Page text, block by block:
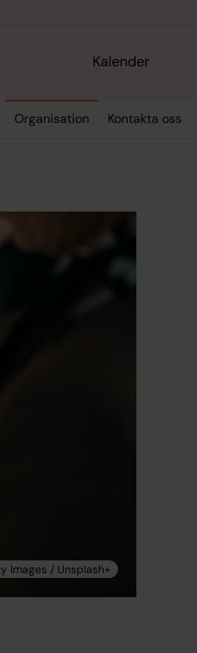
Kalender
Organisation Kontakta oss